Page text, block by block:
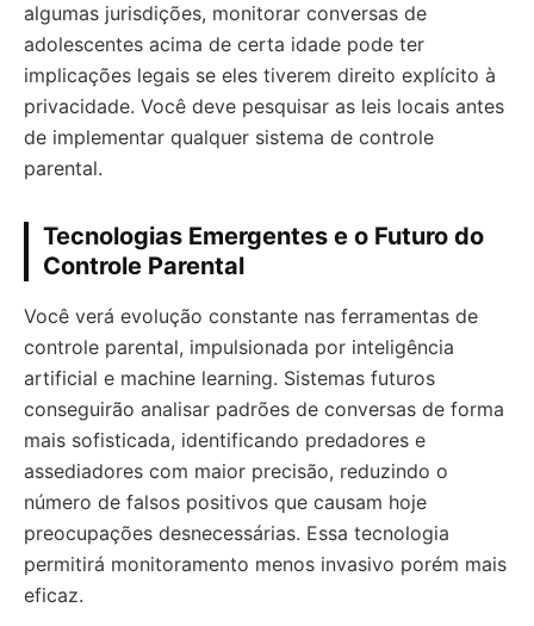
algumas jurisdições, monitorar conversas de
adolescentes acima de certa idade pode ter
implicações legais se eles tiverem direito explícito à
privacidade. Você deve pesquisar as leis locais antes
de implementar qualquer sistema de controle
parental.
Tecnologias Emergentes e o Futuro do
Controle Parental
Você verá evolução constante nas ferramentas de
controle parental, impulsionada por inteligência
artificial e machine learning. Sistemas futuros
conseguirão analisar padrões de conversas de forma
mais sofisticada, identificando predadores e
assediadores com maior precisão, reduzindo o
número de falsos positivos que causam hoje
preocupações desnecessárias. Essa tecnologia
permitirá monitoramento menos invasivo porém mais
eficaz.